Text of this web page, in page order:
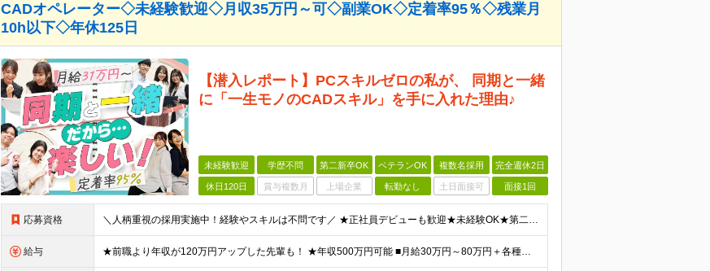
CADオペレーター◇未経験歓迎◇月収35万円～可◇副業OK◇定着率95％◇残業月
10h以下◇年休125日
【潜入レポート】PCスキルゼロの私が、 同期と一緒
に「一生モノのCADスキル」を手に入れた理由♪
未経験歓迎 学歴不問 第二新卒OK ベテランOK 複数名採用 完全週休2日
休日120日 賞与複数月 上場企業 転勤なし 土日面接可 面接1回
応募資格 ＼人柄重視の採用実施中！経験やスキルは不問です／ ★正社員デビューも歓迎★未経験OK★第二新卒歓迎★学歴不問 ◎20代～30代の若手中心に活躍中 ◎U/Iターンも歓迎 ◎転居を伴う転勤なし ◎家族の
給与 ★前職より年収が120万円アップした先輩も！ ★年収500万円可能 ■月給30万円～80万円＋各種手当（経験者） ■月給26万2000円～36万円＋各種手当（未経験者/首都圏） ※首都圏以外の未経